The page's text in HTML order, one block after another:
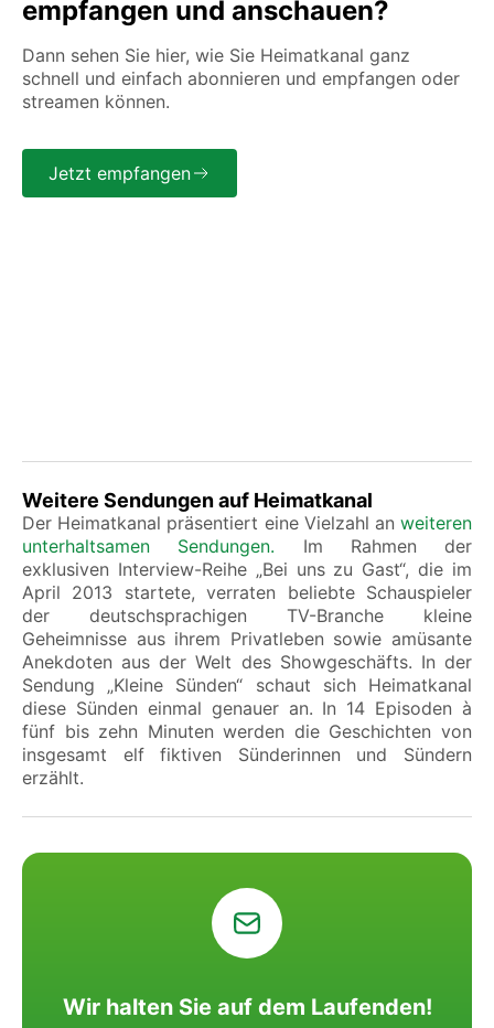
empfangen und anschauen?
Dann sehen Sie hier, wie Sie Heimatkanal ganz
schnell und einfach abonnieren und empfangen oder
streamen können.
Jetzt empfangen
Weitere Sendungen auf Heimatkanal
Der Heimatkanal präsentiert eine Vielzahl an weiteren
unterhaltsamen Sendungen. Im Rahmen der
exklusiven Interview-Reihe „Bei uns zu Gast“, die im
April 2013 startete, verraten beliebte Schauspieler
der deutschsprachigen TV-Branche kleine
Geheimnisse aus ihrem Privatleben sowie amüsante
Anekdoten aus der Welt des Showgeschäfts. In der
Sendung „Kleine Sünden“ schaut sich Heimatkanal
diese Sünden einmal genauer an. In 14 Episoden à
fünf bis zehn Minuten werden die Geschichten von
insgesamt elf fiktiven Sünderinnen und Sündern
erzählt.
Wir halten Sie auf dem Laufenden!